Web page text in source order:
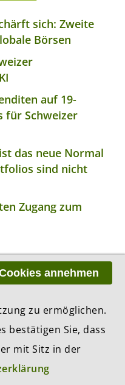
sich: Zweite
Börsen
auf 19-
für Schweizer
das neue Normal
sind nicht
Zugang zum
kostenlosen
zweimal pro
per Email.
annehmen
zu ermöglichen.
bestätigen Sie, dass
mit Sitz in der